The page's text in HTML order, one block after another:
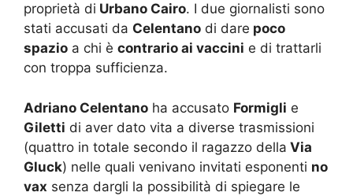
proprietà di Urbano Cairo. I due giornalisti sono
stati accusati da Celentano di dare poco
spazio a chi è contrario ai vaccini e di trattarli
con troppa sufficienza.
Adriano Celentano ha accusato Formigli e
Giletti di aver dato vita a diverse trasmissioni
(quattro in totale secondo il ragazzo della Via
Gluck) nelle quali venivano invitati esponenti no
vax senza dargli la possibilità di spiegare le